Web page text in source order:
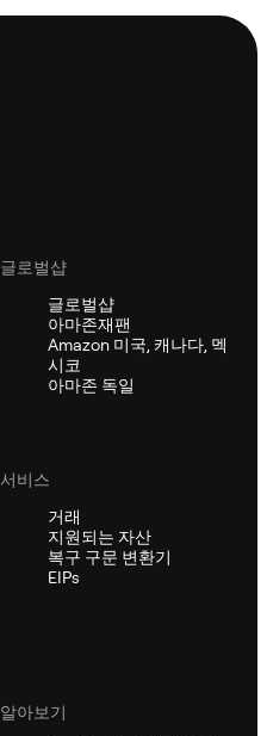
글로벌샵
글로벌샵
아마존재팬
Amazon 미국, 캐나다, 멕
시코
아마존 독일
서비스
거래
지원되는 자산
복구 구문 변환기
EIPs
알아보기